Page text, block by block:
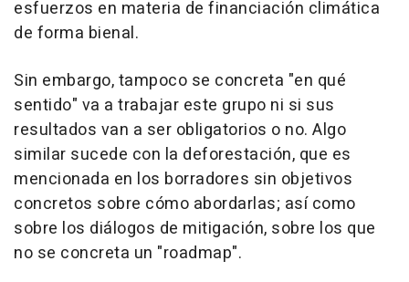
esfuerzos en materia de financiación climática
de forma bienal.
Sin embargo, tampoco se concreta "en qué
sentido" va a trabajar este grupo ni si sus
resultados van a ser obligatorios o no. Algo
similar sucede con la deforestación, que es
mencionada en los borradores sin objetivos
concretos sobre cómo abordarlas; así como
sobre los diálogos de mitigación, sobre los que
no se concreta un "roadmap".